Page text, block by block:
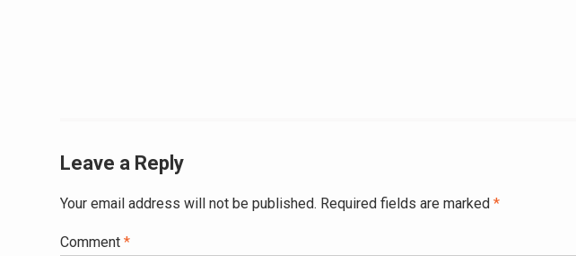
Leave a Reply
Your email address will not be published. Required fields are marked *
Comment *